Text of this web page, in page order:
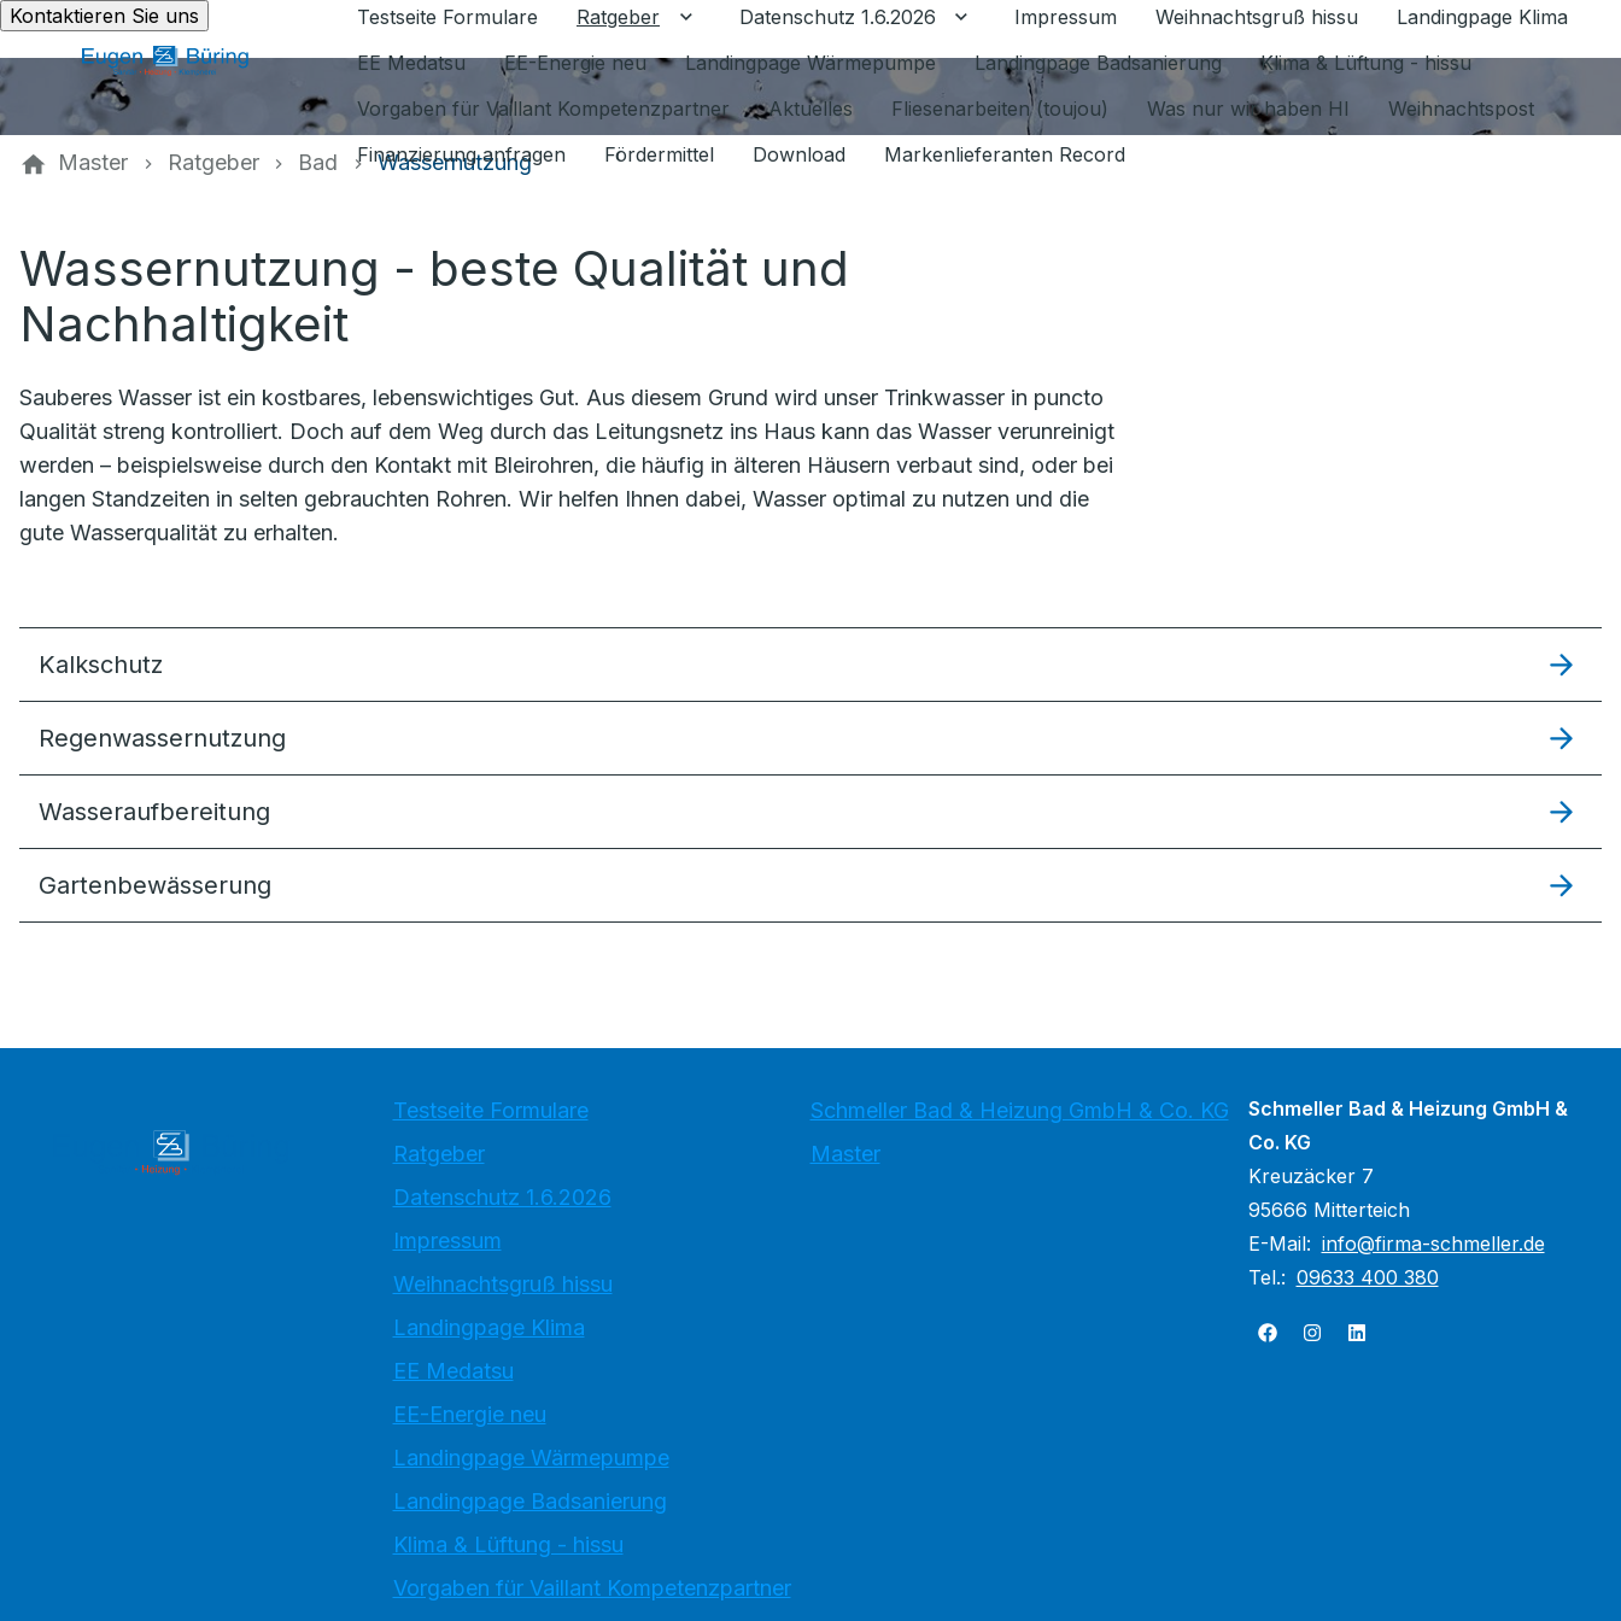
Kontaktieren Sie uns Testseite Formulare Ratgeber Untermenü für Ratgeber umschalten
Datenschutz 1.6.2026 Untermenü für Datenschutz 1.6.2026 umschalten
Impressum Weihnachtsgruß hissu
Landingpage Klima
EE Medatsu
EE-Energie neu Landingpage Wärmepumpe Landingpage Badsanierung
Klima & Lüftung - hissu
Vorgaben für Vaillant Kompetenzpartner
Aktuelles Fliesenarbeiten (toujou) Was nur wir haben HI
Weihnachtspost
Finanzierung anfragen
Fördermittel Download Markenlieferanten Record
Master Ratgeber Bad Wassernutzung
Wassernutzung - beste Qualität und
Nachhaltigkeit
Sauberes Wasser ist ein kostbares, lebenswichtiges Gut. Aus diesem Grund wird unser Trinkwasser in puncto
Qualität streng kontrolliert. Doch auf dem Weg durch das Leitungsnetz ins Haus kann das Wasser verunreinigt
werden – beispielsweise durch den Kontakt mit Bleirohren, die häufig in älteren Häusern verbaut sind, oder bei
langen Standzeiten in selten gebrauchten Rohren. Wir helfen Ihnen dabei, Wasser optimal zu nutzen und die
gute Wasserqualität zu erhalten.
Kalkschutz
Regenwassernutzung
Wasseraufbereitung
Gartenbewässerung
Testseite Formulare
Ratgeber
Datenschutz 1.6.2026
Impressum
Weihnachtsgruß hissu
Landingpage Klima
EE Medatsu
EE-Energie neu
Landingpage Wärmepumpe
Landingpage Badsanierung
Klima & Lüftung - hissu
Vorgaben für Vaillant Kompetenzpartner
Schmeller Bad & Heizung GmbH & Co. KG
Master
Schmeller Bad & Heizung GmbH &
Co. KG
Kreuzäcker 7
95666 Mitterteich
E-Mail: info@firma-schmeller.de
Tel.: 09633 400 380